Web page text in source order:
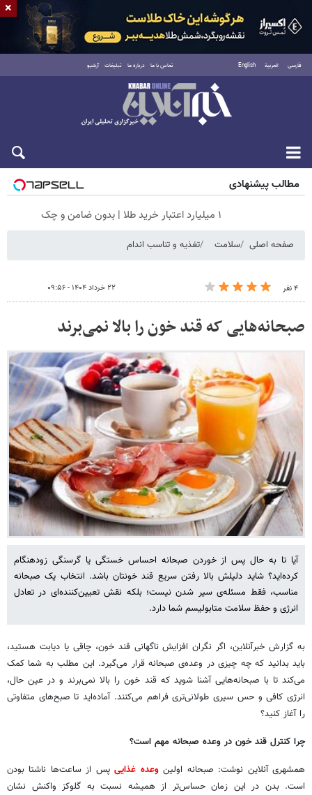
فارسی العربية English تماس با ما درباره ما تبلیغات آرشیو
جمعه ۱۶ مرداد ۱۴۰۵
مطالب پیشنهادی
۱ میلیارد اعتبار خرید طلا | بدون ضامن و چک
صفحه اصلی سلامت تغذیه و تناسب اندام
۴ نفر ۲۲ خرداد ۱۴۰۴ - ۰۹:۵۶
صبحانه‌هایی که قند خون را بالا نمی‌برند
آیا تا به حال پس از خوردن صبحانه احساس خستگی یا گرسنگی زودهنگام
کرده‌اید؟ شاید دلیلش بالا رفتن سریع قند خونتان باشد. انتخاب یک صبحانه
مناسب، فقط مسئله‌ی سیر شدن نیست؛ بلکه نقش تعیین‌کننده‌ای در تعادل
انرژی و حفظ سلامت متابولیسم شما دارد.
به گزارش خبرآنلاین، اگر نگران افزایش ناگهانی قند خون، چاقی یا دیابت هستید،
باید بدانید که چه چیزی در وعده‌ی صبحانه قرار می‌گیرد. این مطلب به شما کمک
می‌کند تا با صبحانه‌هایی آشنا شوید که قند خون را بالا نمی‌برند و در عین حال،
انرژی کافی و حس سیری طولانی‌تری فراهم می‌کنند. آماده‌اید تا صبح‌های متفاوتی
را آغاز کنید؟
چرا کنترل قند خون در وعده صبحانه مهم است؟
همشهری آنلاین نوشت: صبحانه اولینوعده غذاییپس از ساعت‌ها ناشتا بودن
است. بدن در این زمان حساس‌تر از همیشه نسبت به گلوکز واکنش نشان
×